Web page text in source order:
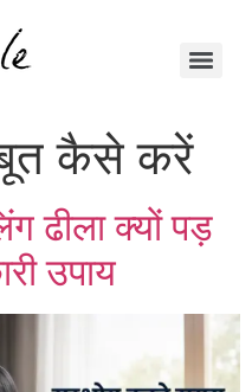
कैसे करें
ढीला क्यों पड़
उपाय